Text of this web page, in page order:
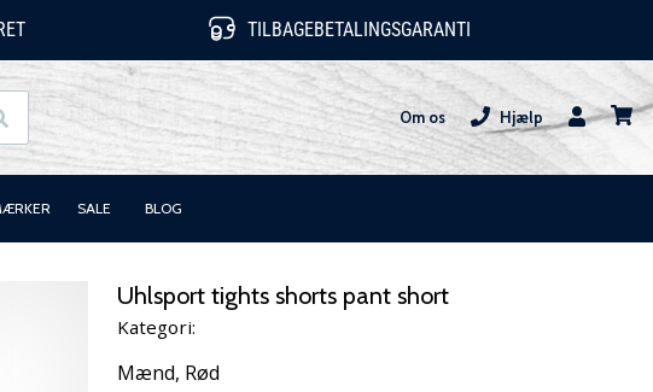
TILBAGEBETALINGSGARANTI
Om os
Hjælp
Bruger
SALE BLOG
Uhlsport tights shorts pant short
Kategori:
Mænd, Rød